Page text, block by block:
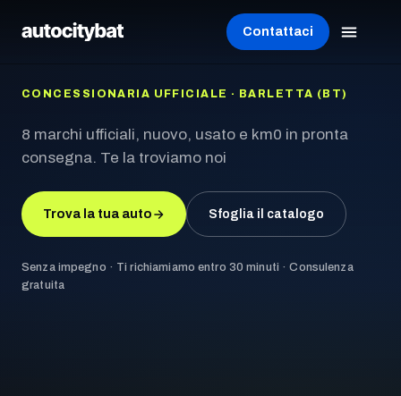
Contattaci
CONCESSIONARIA UFFICIALE · BARLETTA (BT)
8 marchi ufficiali, nuovo, usato e km0 in pronta
consegna. Te la troviamo noi
Trova la tua auto Sfoglia il catalogo
Senza impegno · Ti richiamiamo entro 30 minuti · Consulenza
gratuita